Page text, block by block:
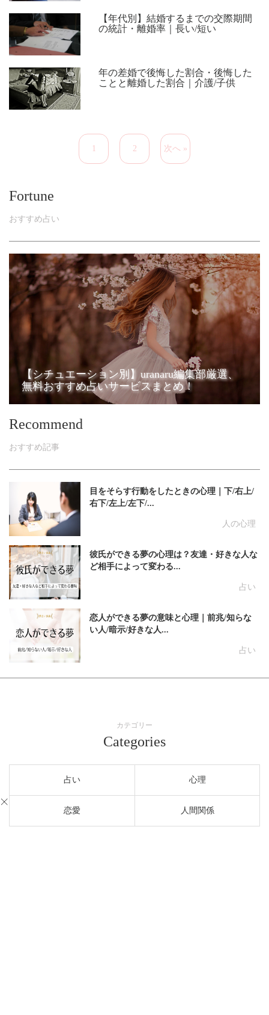
【年代別】結婚するまでの交際期間
の統計・離婚率｜長い/短い
年の差婚で後悔した割合・後悔した
ことと離婚した割合｜介護/子供
1 2 次へ »
Fortune
おすすめ占い
【シチュエーション別】uranaru編集部厳選、
無料おすすめ占いサービスまとめ！
Recommend
おすすめ記事
人の心理
目をそらす行動をしたときの心理｜下/右上/
右下/左上/左下/...
占い
彼氏ができる夢の心理は？友達・好きな人な
ど相手によって変わる...
占い
恋人ができる夢の意味と心理｜前兆/知らな
い人/暗示/好きな人...
カテゴリー
Categories
占い 心理
恋愛 人間関係